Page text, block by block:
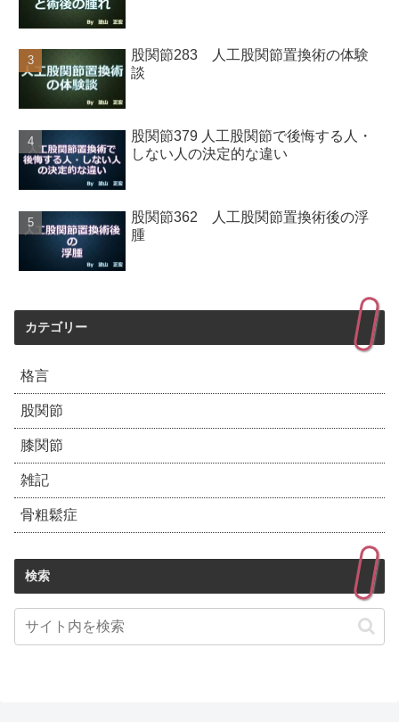
股関節283 人工股関節置換術の体験
談
股関節379 人工股関節で後悔する人・
しない人の決定的な違い
股関節362 人工股関節置換術後の浮
腫
カテゴリー
格言
股関節
膝関節
雑記
骨粗鬆症
検索